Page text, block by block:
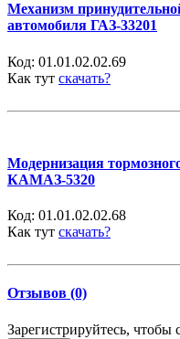
Механизм
автомобиля ГАЗ-33201
Код: 01.01.02.02.69
Как тут скачать?
Модернизация
КАМАЗ-5320
Код: 01.01.02.02.68
Как тут скачать?
Отзывов (0)
Зарегистрируйтесь, чтобы